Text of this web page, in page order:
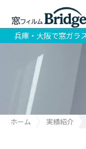
兵庫・大阪で窓ガラ
ホーム 実績紹介